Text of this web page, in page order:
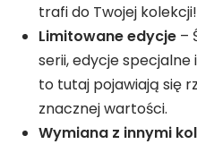
trafi do Twojej kolekcji!
Limitowane edycje –
serii, edycje
to tutaj pojawiają się
znacznej wartości.
Wymiana z innymi